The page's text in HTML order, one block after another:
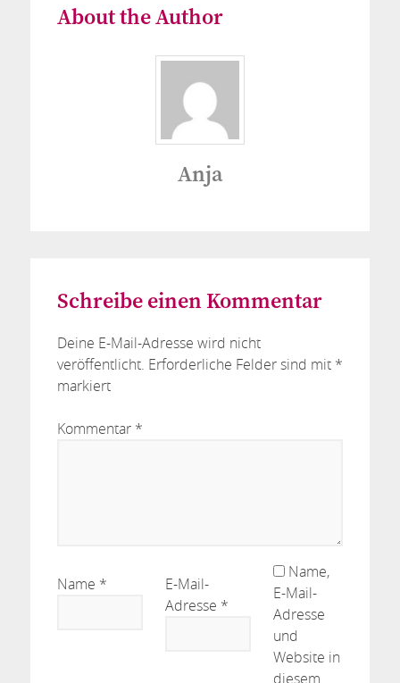
About the Author
Anja
Schreibe einen Kommentar
Deine E-Mail-Adresse wird nicht
veröffentlicht. Erforderliche Felder sind mit *
markiert
Kommentar *
Name *
E-Mail-
Adresse *
Name,
E-Mail-
Adresse
und
Website in
diesem